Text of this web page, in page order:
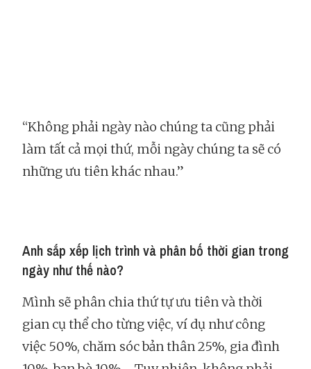
“Không phải ngày nào chúng ta cũng phải
làm tất cả mọi thứ, mỗi ngày chúng ta sẽ có
những ưu tiên khác nhau.”
Anh sắp xếp lịch trình và phân bố thời gian trong
ngày như thế nào?
Mình sẽ phân chia thứ tự ưu tiên và thời
gian cụ thể cho từng việc, ví dụ như công
việc 50%, chăm sóc bản thân 25%, gia đình